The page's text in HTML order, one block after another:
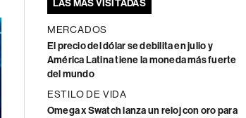
LAS MÁS VISITADAS
MERCADOS
El precio del dólar se debilita en julio y
América Latina tiene la moneda más fuerte
del mundo
ESTILO DE VIDA
Omega x Swatch lanza un reloj con oro para